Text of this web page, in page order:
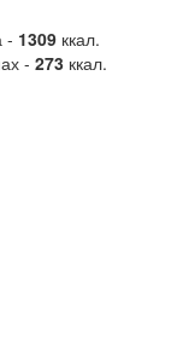
- 1309 ккал.
- 273 ккал.